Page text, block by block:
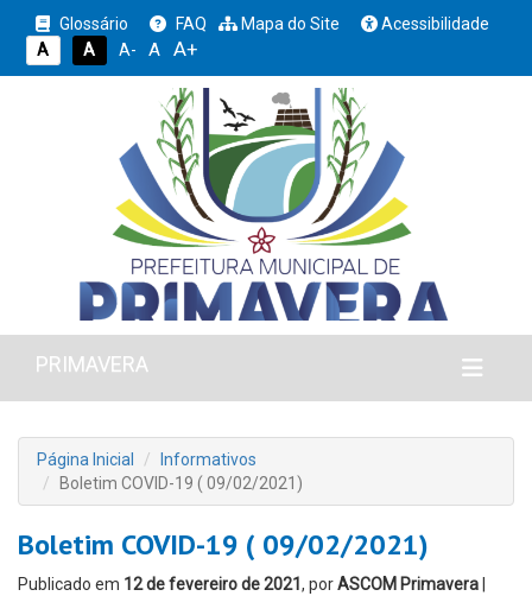
Glossário FAQ Mapa do Site
Acessibilidade
A
A A- A A+
PRIMAVERA
Página Inicial
Informativos
Boletim COVID-19 ( 09/02/2021)
Boletim COVID-19 ( 09/02/2021)
Publicado em 12 de fevereiro de 2021 , porASCOM Primavera